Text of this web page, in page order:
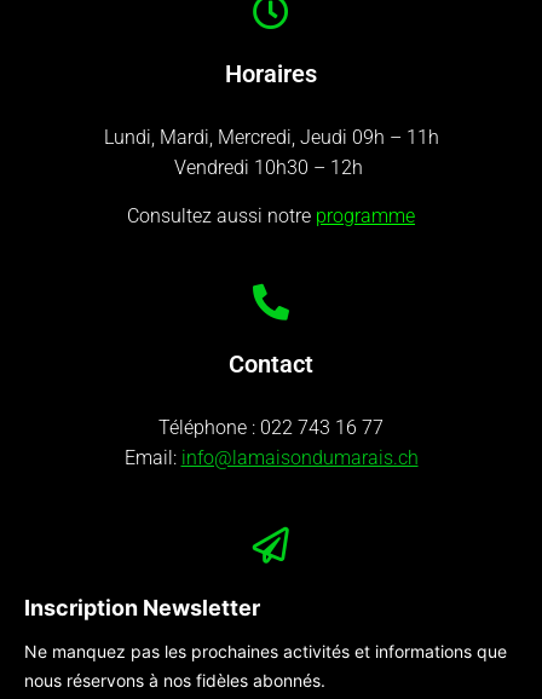
Horaires
Lundi, Mardi, Mercredi, Jeudi 09h – 11h
Vendredi 10h30 – 12h
Consultez aussi notre programme
Contact
Téléphone : 022 743 16 77
Email: info@lamaisondumarais.ch
Inscription Newsletter
Ne manquez pas les prochaines activités et informations que
nous réservons à nos fidèles abonnés.